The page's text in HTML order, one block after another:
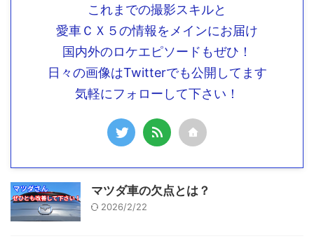
これまでの撮影スキルと
愛車ＣＸ５の情報をメインにお届け
国内外のロケエピソードもぜひ！
日々の画像はTwitterでも公開してます
気軽にフォローして下さい！
マツダ車の欠点とは？
2026/2/22